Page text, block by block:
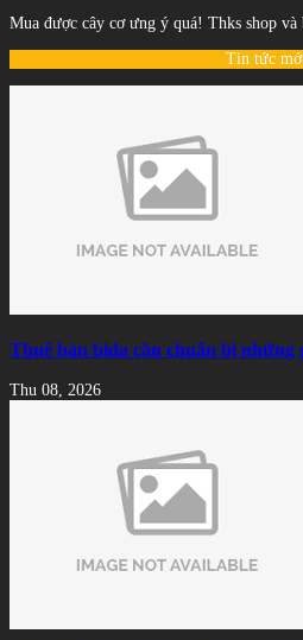
Mua được cây cơ ưng ý quá! Thks shop và
Tin tức
Thuê bàn bida cần chuẩn bị những
Thu 08, 2026